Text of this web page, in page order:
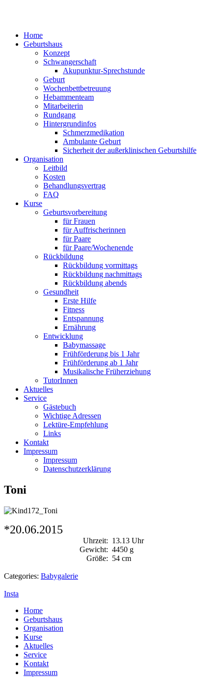
Home
Geburtshaus
Konzept
Schwangerschaft
Akupunktur-Sprechstunde
Geburt
Wochenbettbetreuung
Hebammenteam
Mitarbeiterin
Rundgang
Hintergrundinfos
Schmerzmedikation
Ambulante Geburt
Sicherheit der außerklinischen Geburtshilfe
Organisation
Leitbild
Kosten
Behandlungsvertrag
FAQ
Kurse
Geburtsvorbereitung
für Frauen
für Auffrischerinnen
für Paare
für Paare/Wochenende
Rückbildung
Rückbildung vormittags
Rückbildung nachmittags
Rückbildung abends
Gesundheit
Erste Hilfe
Fitness
Entspannung
Ernährung
Entwicklung
Babymassage
Frühförderung bis 1 Jahr
Frühförderung ab 1 Jahr
Musikalische Früherziehung
TutorInnen
Aktuelles
Service
Gästebuch
Wichtige Adressen
Lektüre-Empfehlung
Links
Kontakt
Impressum
Impressum
Datenschutzerklärung
Toni
*20.06.2015
Uhrzeit: 13.13 Uhr
Gewicht: 4450 g
Größe: 54 cm
Categories: Babygalerie
Insta
Home
Geburtshaus
Organisation
Kurse
Aktuelles
Service
Kontakt
Impressum